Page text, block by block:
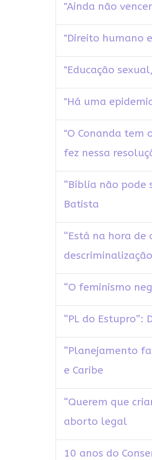
"Ainda não
"Direito humano
"Educação
"Há uma
"O Conanda tem
fez nessa
“Bíblia não pode
Batista
“Está na hora de
“O feminismo
“PL do
“Planejamento
e Caribe
“Querem que
aborto legal
10 anos do